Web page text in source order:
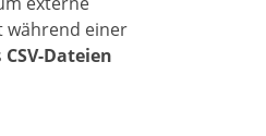
während einer
CSV-Dateien